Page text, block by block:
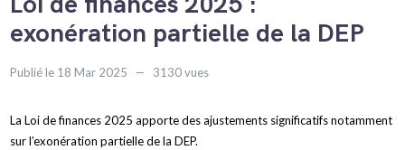
exonération partielle de la DEP
Publié le 18 Mar 2025 3130 vues
La Loi de finances 2025 apporte des ajustements significatifs notamment
sur l’exonération partielle de la DEP.